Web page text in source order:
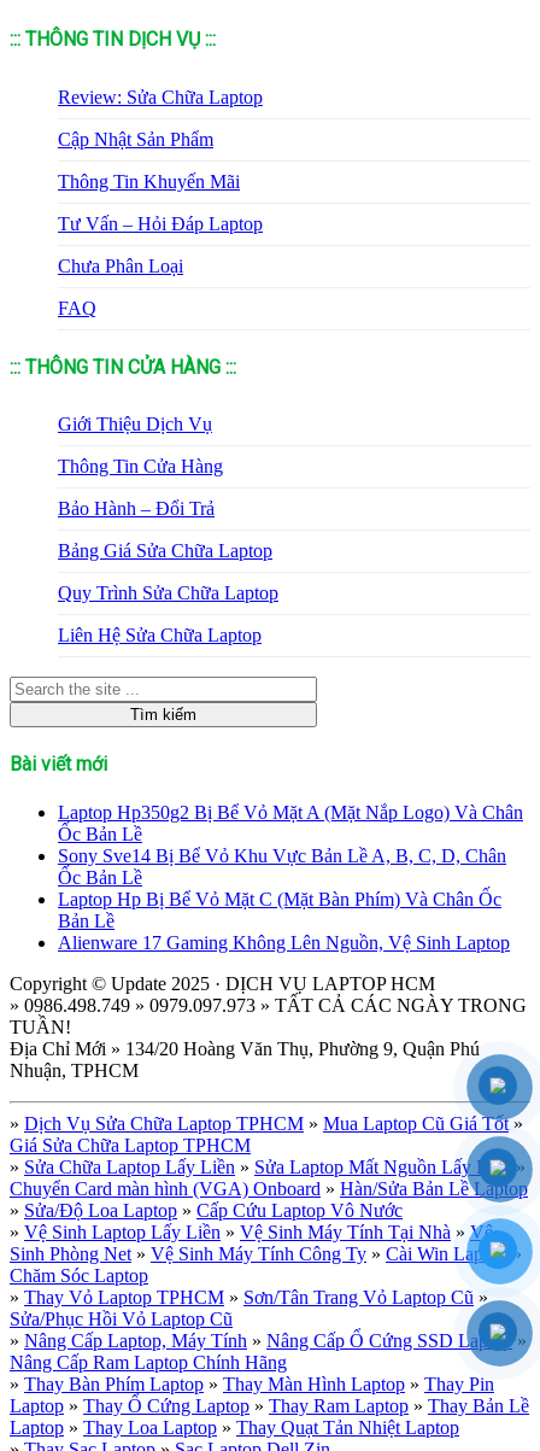
::: THÔNG TIN DỊCH VỤ :::
Review: Sửa Chữa Laptop
Cập Nhật Sản Phẩm
Thông Tin Khuyến Mãi
Tư Vấn – Hỏi Đáp Laptop
Chưa Phân Loại
FAQ
::: THÔNG TIN CỬA HÀNG :::
Giới Thiệu Dịch Vụ
Thông Tin Cửa Hàng
Bảo Hành – Đổi Trả
Bảng Giá Sửa Chữa Laptop
Quy Trình Sửa Chữa Laptop
Liên Hệ Sửa Chữa Laptop
Bài viết mới
Laptop Hp350g2 Bị Bể Vỏ Mặt A (Mặt Nắp Logo) Và Chân
Ốc Bản Lề
Sony Sve14 Bị Bể Vỏ Khu Vực Bản Lề A, B, C, D, Chân
Ốc Bản Lề
Laptop Hp Bị Bể Vỏ Mặt C (Mặt Bàn Phím) Và Chân Ốc
Bản Lề
Alienware 17 Gaming Không Lên Nguồn, Vệ Sinh Laptop
Copyright © Update 2025 · DỊCH VỤ LAPTOP HCM
» 0986.498.749 » 0979.097.973 » TẤT CẢ CÁC NGÀY TRONG
TUẦN!
Địa Chỉ Mới » 134/20 Hoàng Văn Thụ, Phường 9, Quận Phú
Nhuận, TPHCM
» Dịch Vụ Sửa Chữa Laptop TPHCM » Mua Laptop Cũ Giá Tốt»
Giá Sửa Chữa Laptop TPHCM
» Sửa Chữa Laptop Lấy Liền » Sửa Laptop Mất Nguồn Lấy Liền »
Chuyển Card màn hình (VGA) Onboard » Hàn/Sửa Bản Lề Laptop
» Sửa/Độ Loa Laptop » Cấp Cứu Laptop Vô Nước
» Vệ Sinh Laptop Lấy Liền » Vệ Sinh Máy Tính Tại Nhà » Vệ
Sinh Phòng Net » Vệ Sinh Máy Tính Công Ty » Cài Win Laptop »
Chăm Sóc Laptop
» Thay Vỏ Laptop TPHCM » Sơn/Tân Trang Vỏ Laptop Cũ »
Sửa/Phục Hồi Vỏ Laptop Cũ
» Nâng Cấp Laptop, Máy Tính » Nâng Cấp Ổ Cứng SSD Laptop»
Nâng Cấp Ram Laptop Chính Hãng
» Thay Bàn Phím Laptop » Thay Màn Hình Laptop » Thay Pin
Laptop » Thay Ổ Cứng Laptop » Thay Ram Laptop » Thay Bản Lề
Laptop » Thay Loa Laptop » Thay Quạt Tản Nhiệt Laptop